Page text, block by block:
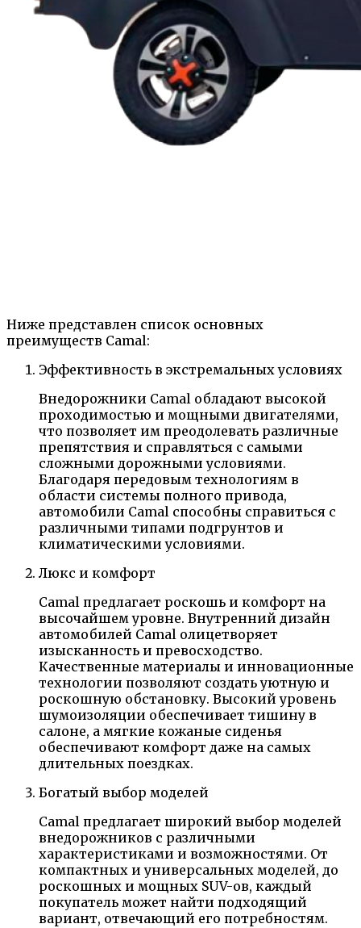
Ниже представлен список основных
преимуществ Camal:
Эффективность в экстремальных условиях
Внедорожники Camal обладают высокой
проходимостью и мощными двигателями,
что позволяет им преодолевать различные
препятствия и справляться с самыми
сложными дорожными условиями.
Благодаря передовым технологиям в
области системы полного привода,
автомобили Camal способны справиться с
различными типами подгрунтов и
климатическими условиями.
Люкс и комфорт
Camal предлагает роскошь и комфорт на
высочайшем уровне. Внутренний дизайн
автомобилей Camal олицетворяет
изысканность и превосходство.
Качественные материалы и инновационные
технологии позволяют создать уютную и
роскошную обстановку. Высокий уровень
шумоизоляции обеспечивает тишину в
салоне, а мягкие кожаные сиденья
обеспечивают комфорт даже на самых
длительных поездках.
Богатый выбор моделей
Camal предлагает широкий выбор моделей
внедорожников с различными
характеристиками и возможностями. От
компактных и универсальных моделей, до
роскошных и мощных SUV-ов, каждый
покупатель может найти подходящий
вариант, отвечающий его потребностям.